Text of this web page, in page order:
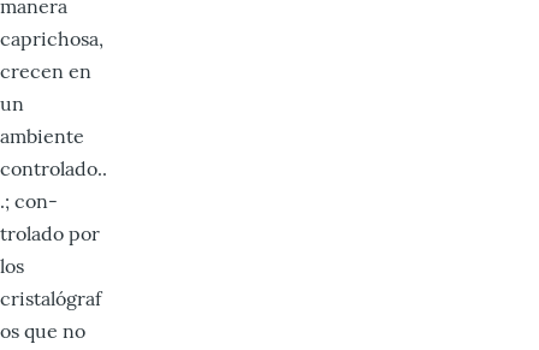
mane­ra
caprichosa,
crecen en
un
ambiente
controlado..
.; con­
trolado por
los
cristalógraf
os que no